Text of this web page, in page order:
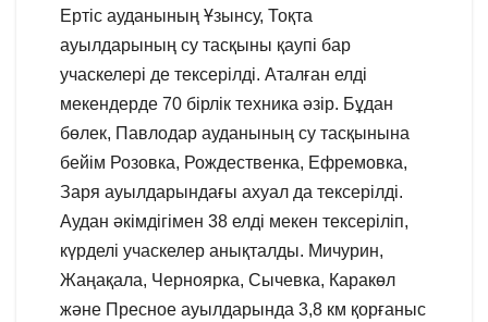
Ертіс ауданының Ұзынсу, Тоқта
ауылдарының су тасқыны қаупі бар
учаскелері де тексерілді. Аталған елді
мекендерде 70 бірлік техника әзір. Бұдан
бөлек, Павлодар ауданының су тасқынына
бейім Розовка, Рождественка, Ефремовка,
Заря ауылдарындағы ахуал да тексерілді.
Аудан әкімдігімен 38 елді мекен тексеріліп,
күрделі учаскелер анықталды. Мичурин,
Жаңақала, Черноярка, Сычевка, Каракөл
және Пресное ауылдарында 3,8 км қорғаныс